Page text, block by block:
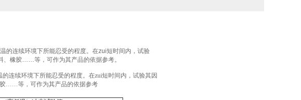
的连续环境下所能忍受的程度。在zui短时间内，试验
、橡胶……等，可作为其产品的依据参考。
连续环境下所能忍受的程度。在zui短时间内，试验其因
……等，可作为其产品的依据参考